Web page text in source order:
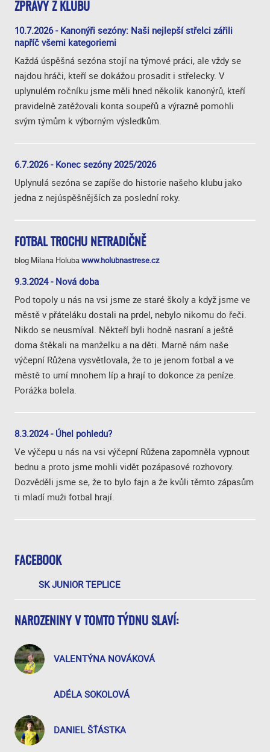
FACEBOOK
SK JUNIOR TEPLICE
NAROZENINY V TOMTO TÝDNU SLAVÍ:
VALENTÝNA NOVÁKOVÁ
ADÉLA SOKOLOVÁ
DANIEL ŠŤÁSTKA
ZPRÁVY Z KLUBU
10.7.2026 - Kanonýři sezóny: Naši nejlepší střelci zářili
napříč všemi kategoriemi
Každá úspěšná sezóna stojí na týmové práci, ale vždy se
najdou hráči, kteří se dokážou prosadit i střelecky. V
uplynulém ročníku jsme měli hned několik kanonýrů, kteří
pravidelně zatěžovali konta soupeřů a výrazně pomohli
svým týmům k výborným výsledkům.
6.7.2026 - Konec sezóny 2025/2026
Uplynulá sezóna se zapíše do historie našeho klubu jako
jedna z nejúspěšnějších za poslední roky.
FOTBAL TROCHU NETRADIČNĚ
blog Milana Holubawww.holubnastrese.cz
9.3.2024 - Nová doba
Pod topoly u nás na vsi jsme ze staré školy a když jsme ve
městě v přáteláku dostali na prdel, nebylo nikomu do řeči.
Nikdo se neusmíval. Někteří byli hodně nasraní a ještě
doma štěkali na manželku a na děti. Marně nám naše
výčepní Růžena vysvětlovala, že to je jenom fotbal a ve
městě to umí mnohem líp a hrají to dokonce za peníze.
Porážka bolela.
8.3.2024 - Úhel pohledu?
Ve výčepu u nás na vsi výčepní Růžena zapomněla vypnout
bednu a proto jsme mohli vidět pozápasové rozhovory.
Dozvěděli jsme se, že to bylo fajn a že kvůli těmto zápasům
ti mladí muži fotbal hrají.